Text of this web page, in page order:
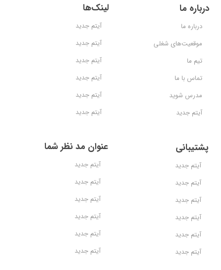
درباره ما
موقعیت‌های شغلی
تیم ما
تماس با ما
مدرس شوید
آیتم جدید
درباره ما لینک‌ها
آیتم جدید
آیتم جدید
آیتم جدید
آیتم جدید
آیتم جدید
آیتم جدید
عنوان مد نظر شما
آیتم جدید
آیتم جدید
آیتم جدید
آیتم جدید
آیتم جدید
آیتم جدید
پشتیبانی
آیتم جدید
آیتم جدید
آیتم جدید
آیتم جدید
آیتم جدید
آیتم جدید